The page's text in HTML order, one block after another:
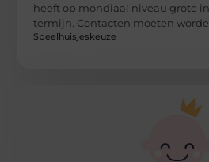
heeft op mondiaal niveau grote
termijn. Contacten moeten
Speelhuisjeskeuze